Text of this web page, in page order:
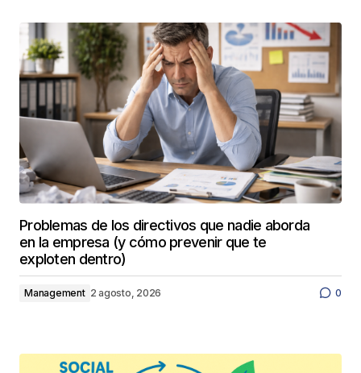
Problemas de los directivos que nadie aborda
en la empresa (y cómo prevenir que te
exploten dentro)
Management 2 agosto, 2026 0